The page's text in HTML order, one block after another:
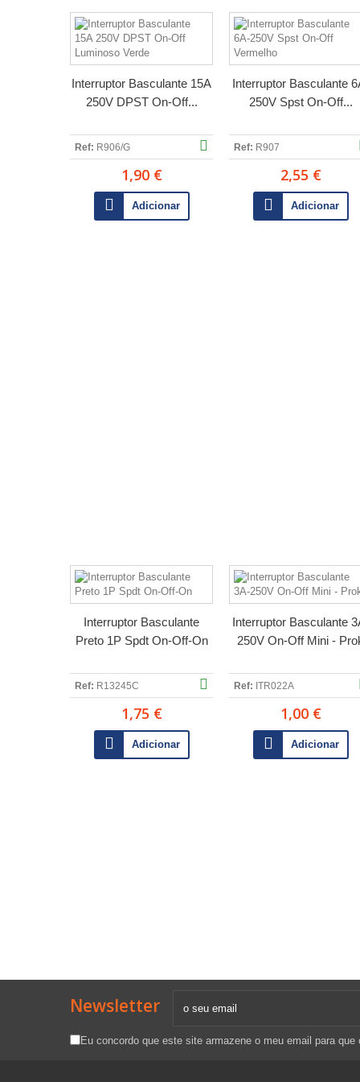
Interruptor Basculante 15A
250V DPST On-Off...
Ref: R906/G
1,90 €
Adicionar
Interruptor Basculante
250V Spst On-Off...
Ref: R907
2,55 €
Adicionar
Interruptor Basculante
Preto 1P Spdt On-Off-On
Ref: R13245C
1,75 €
Adicionar
Interruptor Basculante
250V On-Off Mini -
Ref: ITR022A
1,00 €
Adicionar
Newsletter
Eu concordo que este site armazene o meu email para